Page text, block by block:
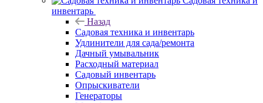
инвентарь
Назад
Садовая техника и инвентарь
Удлинители для сада/ремонта
Дачный умывальник
Расходный материал
Садовый инвентарь
Опрыскиватели
Генераторы